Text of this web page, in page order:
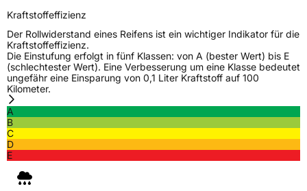
Kraftstoffeffizienz
Der Rollwiderstand eines Reifens ist ein wichtiger Indikator für die
Kraftstoffeffizienz.
Die Einstufung erfolgt in fünf Klassen: von A (bester Wert) bis E
(schlechtester Wert). Eine Verbesserung um eine Klasse bedeutet
ungefähr eine Einsparung von 0,1 Liter Kraftstoff auf 100
Kilometer.
A
B
C
D
E